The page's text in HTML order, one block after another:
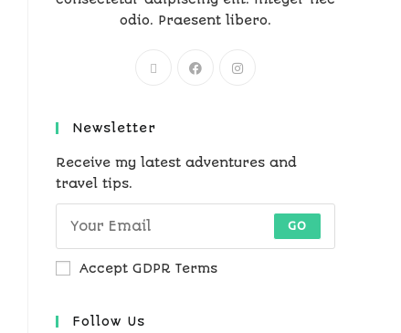
odio. Praesent libero.
Newsletter
Receive my latest adventures and
travel tips.
GO
Accept GDPR Terms
Follow Us